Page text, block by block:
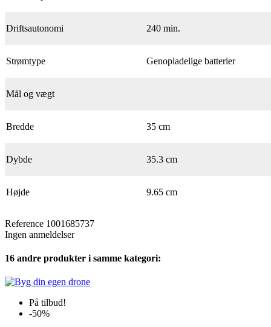
Driftsautonomi 240 min.
Strømtype Genopladelige batterier
Mål og vægt
Bredde 35 cm
Dybde 35.3 cm
Højde 9.65 cm
Reference 1001685737
Ingen anmeldelser
16 andre produkter i samme kategori:
På tilbud!
-50%